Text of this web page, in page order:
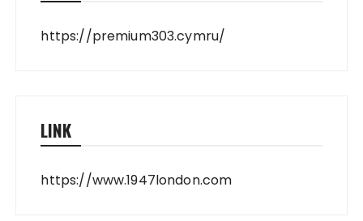
https://premium303.cymru/
LINK
https://www.1947london.com